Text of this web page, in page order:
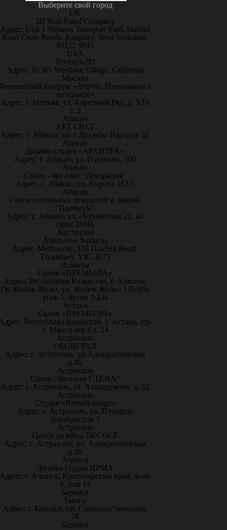
Выберите свой город
UK
3D Wall Panel Company
Адрес: Unit 1 Nelsons Transport Yard, Halifax
Road Cross Roads, Keighley, West Yorkshire,
BD22 9BG
USA
Textures-3D
Адрес: 91361 Westlake Village, California
Москва
шоурум «Artpole. Инновации в
интерьере»
Адрес: г. Москва, ул. Каретный Ряд, д. 5/10
с. 2
Абакан
АРТ СВЕТ
Адрес: г. Абакан, пр-т Дружбы Народов 52
Абакан
Дизайн-студия «АРХИТЕК»
Адрес: г. Абакан, ул. Пушкина, 100
Абакан
Салон - магазин "Декорация"
Адрес: г. Абакан, ул. Кирова 112/3
Абакан
Салон напольных покрытий и дверей
"Премиум"
Адрес: г. Абакан, ул. Лермонтова 21, к1
офис 266Н
Австралия
Alternative Surfaces
Адрес: Melbourne, 329 Darebin Road,
Thornbury, VIC 3071
Алматы
Салон «ПРЕМЬЕРА»
Адрес: Республика Казахстан, г. Алматы,
Жибек Жолы, ул. Жибек Жолы, 135/10а,
этаж 1, бутик А23а
Астана
Салон «ПРЕМЬЕРА»
Республика Казахстан, г. Астана, пр-
т. Мангилик Ел, 24
Астрахань
ОБОИГРАД
Адрес: г. Астрахань, ул.Адмиралтейская
д.46
Астрахань
Салон "Великая СТЕНА"
Адрес: г. Астрахань, ул. Ахшарумова, д. 52
Астрахань
Студия «Brend&design»
Адрес: г. Астрахань, ул. Площадь
декабристов 7
Астрахань
Центр дизайна DECOLE
Адрес: г. Астрахань, ул. Адмиралтейская
д.30
Ачинск
Дизайн-студия ИРМА
Адрес: г. Ачинск, Красноярский край, м-он
4, дом 14
Барнаул
Ампир
Адрес: г. Барнаул, пр. Социалистический,
78
Барнаул